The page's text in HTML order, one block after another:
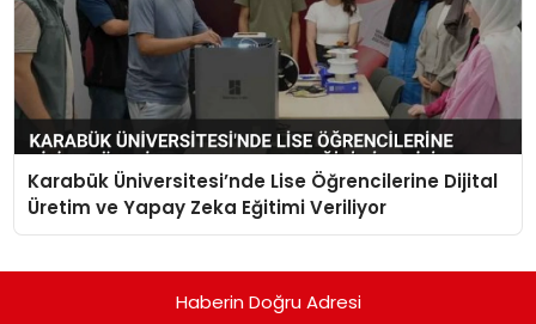
Karabük Üniversitesi’nde Lise Öğrencilerine Dijital
Üretim ve Yapay Zeka Eğitimi Veriliyor
Haberin Doğru Adresi